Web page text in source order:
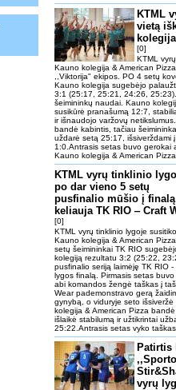
KTML
vietą
[0]
KTML
Kauno kolegija & American
,,Viktorija" ekipos. PO 4 setų
Kauno kolegija sugebėjo
3:1 (25:17, 25:21, 24:26,
šeimininkų naudai. Kauno
susikūrė pranašumą 12:7,
ir išnaudojo varžovų netikslumus.
bandė kabintis, tačiau
uždarė setą 25:17, išsiverždami
1:0.Antrasis setas buvo gerokai
Kauno kolegija & American
KTML vyrų tinklinio
po dar vieno 5 setų
pusfinalio mūšio į finalą
keliauja TK RIO ‒ Craft
[0]
KTML vyrų tinklinio lygoje
Kauno kolegija & American
setų šeimininkai TK RIO
kolegiją rezultatu 3:2 (25:22,
pusfinalio seriją laimėję TK RIO
lygos finalą. Pirmasis setas
abi komandos žengė taškas į
Wear pademonstravo gerą
gynybą, o viduryje seto
kolegija & American Pizza
išlaikė stabilumą ir užtikrintai
25:22.Antrasis setas vyko
Patirtis
vyrų